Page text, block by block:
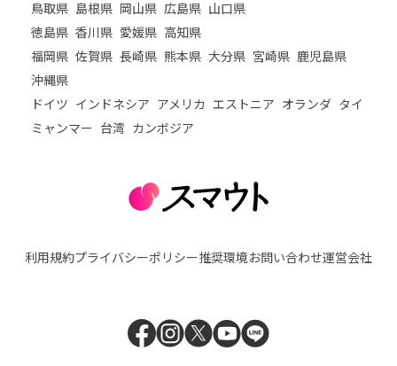
鳥取県 島根県 岡山県 広島県 山口県
徳島県 香川県 愛媛県 高知県
福岡県 佐賀県 長崎県 熊本県 大分県 宮崎県 鹿児島県
沖縄県
ドイツ インドネシア アメリカ エストニア オランダ タイ
ミャンマー 台湾 カンボジア
利用規約プライバシーポリシー推奨環境お問い合わせ運営会社